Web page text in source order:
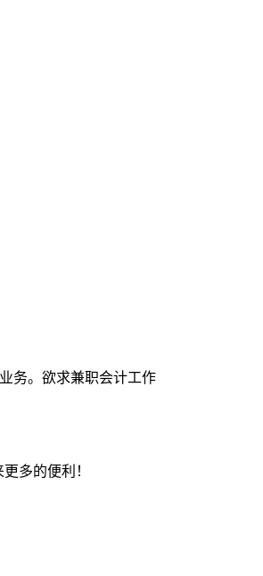
务。欲求兼职会计工作
多的便利！